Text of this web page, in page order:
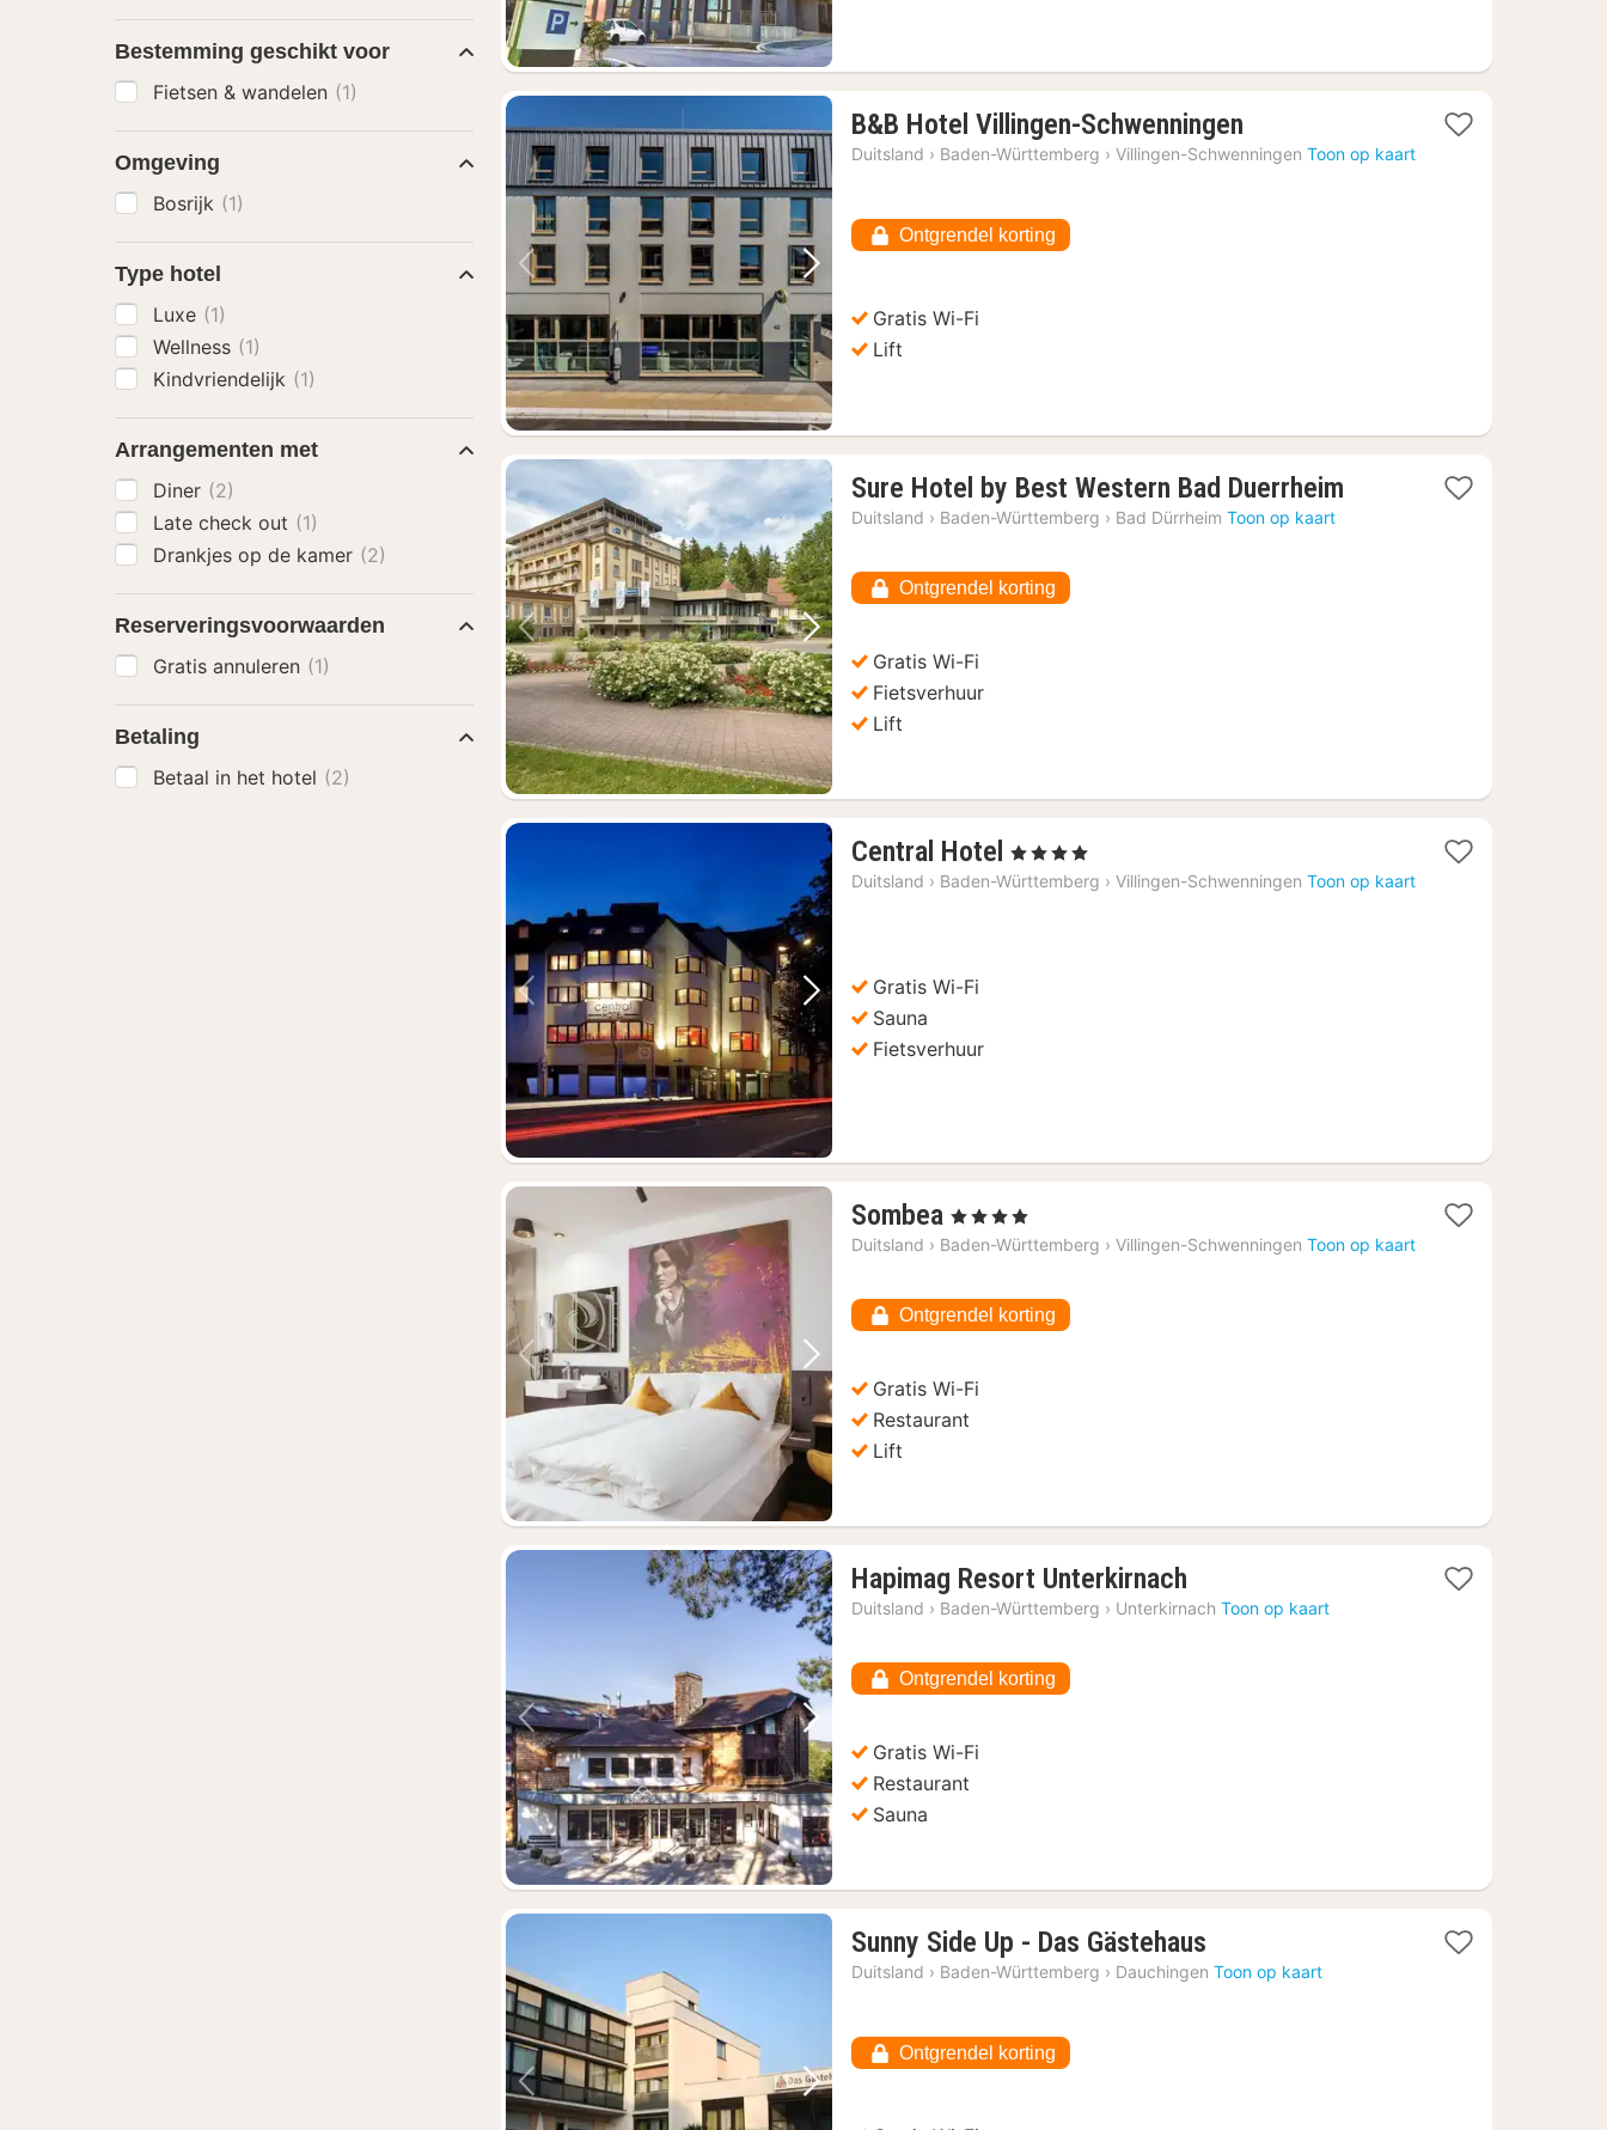
Vorige foto Volgende foto
B&B Hotel Villingen-Schwenningen
nacht
Duitsland › Baden-Württemberg › Villingen-Schwenningen Toon op kaart
Ontgrendel korting
Gratis Wi-Fi
Lift
Vorige foto Volgende foto
Sure Hotel by Best Western Bad Duerrheim
Duitsland › Baden-Württemberg › Bad Dürrheim Toon op kaart
Ontgrendel korting
Gratis Wi-Fi
Fietsverhuur
Lift
Vorige foto Volgende foto
Central Hotel 1
nacht
, 4 Sterren
Duitsland › Baden-Württemberg › Villingen-Schwenningen Toon op kaart
Gratis Wi-Fi
Sauna
Fietsverhuur
Vorige foto Volgende foto
Sombea 1
nacht
€
91,68
, 4 Sterren
Duitsland › Baden-Württemberg › Villingen-Schwenningen Toon op kaart
Ontgrendel korting
Gratis Wi-Fi
Restaurant
Lift
Vorige foto Volgende foto
Hapimag Resort Unterkirnach
nacht
Duitsland › Baden-Württemberg › Unterkirnach Toon op kaart
Ontgrendel korting
Gratis Wi-Fi
Restaurant
Sauna
Vorige foto Volgende foto
Sunny Side Up - Das Gästehaus
nacht
Duitsland › Baden-Württemberg › Dauchingen Toon op kaart
Ontgrendel korting
Bestemming geschikt voor
Fietsen & wandelen (1)
Omgeving
Bosrijk (1)
Type hotel
Luxe (1)
Wellness (1)
Kindvriendelijk (1)
Arrangementen met
Diner (2)
Late check out (1)
Drankjes op de kamer (2)
Reserveringsvoorwaarden
Gratis annuleren (1)
Betaling
Betaal in het hotel (2)